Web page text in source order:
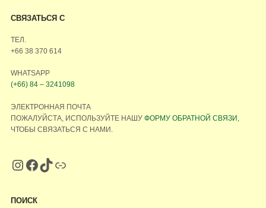
СВЯЗАТЬСЯ С
ТЕЛ.
+66 38 370 614
WHATSAPP
(+66) 84 – 3241098
ЭЛЕКТРОННАЯ ПОЧТА
ПОЖАЛУЙСТА, ИСПОЛЬЗУЙТЕ НАШУ ФОРМУ ОБРАТНОЙ СВЯЗИ
ЧТОБЫ СВЯЗАТЬСЯ С НАМИ.
ПОИСК